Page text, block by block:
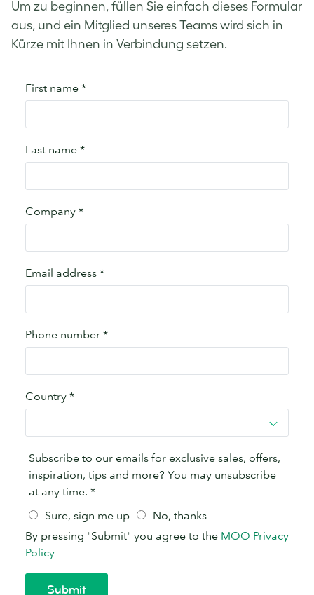
Um zu beginnen, füllen Sie einfach dieses Formular
aus, und ein Mitglied unseres Teams wird sich in
Kürze mit Ihnen in Verbindung setzen.